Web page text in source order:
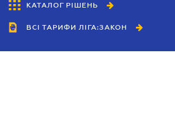
КАТАЛОГ РІШЕНЬ
ВСІ ТАРИФИ ЛІГА:ЗАКОН